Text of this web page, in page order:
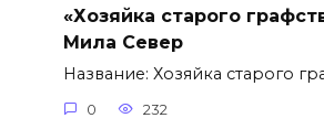
«Хозяйка старого
Мила Север
Название: Хозяйка старого
0 232